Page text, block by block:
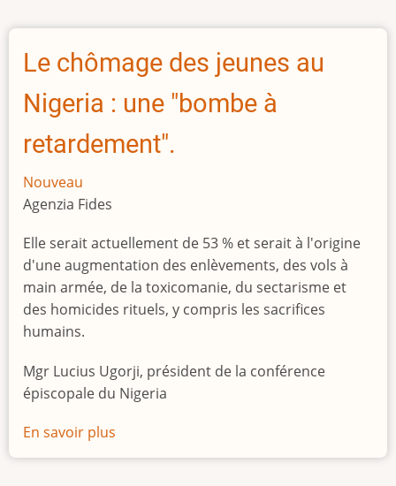
taille
l'Afrique
Le chômage des jeunes au
Nigeria : une "bombe à
retardement".
Nouveau
Agenzia Fides
Elle serait actuellement de 53 % et serait à l'origine
d'une augmentation des enlèvements, des vols à
main armée, de la toxicomanie, du sectarisme et
des homicides rituels, y compris les sacrifices
humains.
Mgr Lucius Ugorji, président de la conférence
épiscopale du Nigeria
En savoir plus
Le